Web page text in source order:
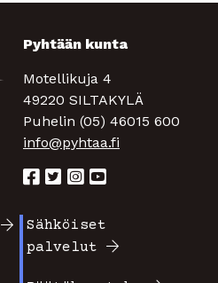
Pyhtään kunta
Motellikuja 4
49220 SILTAKYLÄ
Puhelin (05) 46015 600
info@pyhtaa.fi
Footer
Sähköiset
palvelut